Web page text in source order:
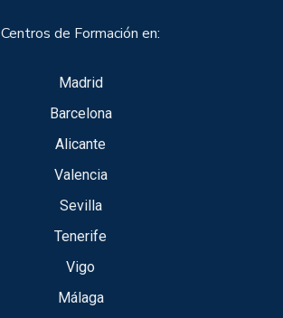
Centros de Formación en:
Madrid
Barcelona
Alicante
Valencia
Sevilla
Tenerife
Vigo
Málaga